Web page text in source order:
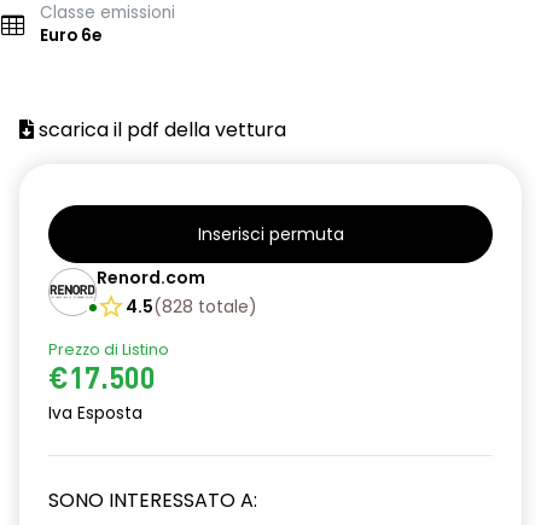
Classe emissioni
Euro 6e
scarica il pdf della vettura
Inserisci permuta
Renord.com
4.5(828 totale)
Prezzo di Listino
€17.500
Iva Esposta
SONO INTERESSATO A: